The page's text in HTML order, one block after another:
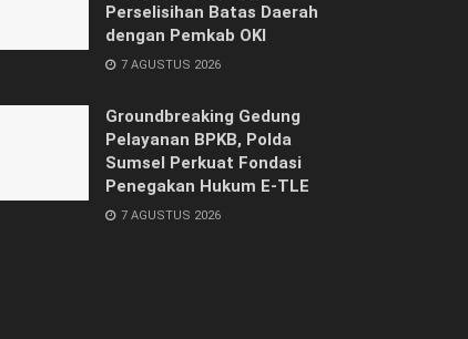
Perselisihan Batas Daerah
dengan Pemkab OKI
7 AGUSTUS 2026
Groundbreaking Gedung
Pelayanan BPKB, Polda
Sumsel Perkuat Fondasi
Penegakan Hukum E-TLE
7 AGUSTUS 2026